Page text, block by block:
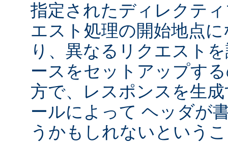
指定されたディレクテ
エスト処理の開始地点
り、異なるリクエスト
ースをセットアップす
方で、レスポンスを生
ールによって ヘッダが
うかもしれないという